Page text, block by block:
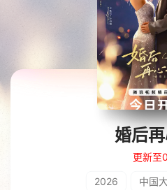
婚后
更新至
2026 中国